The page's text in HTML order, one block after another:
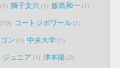
1 獅子文六 1 飯島和一 1
10 コートジボワール 1
ン 1 中央大学 1
ジュニア 1 津本陽 2